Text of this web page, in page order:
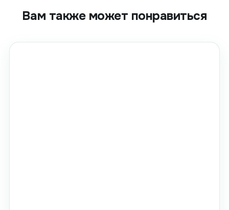
Вам также может понравиться